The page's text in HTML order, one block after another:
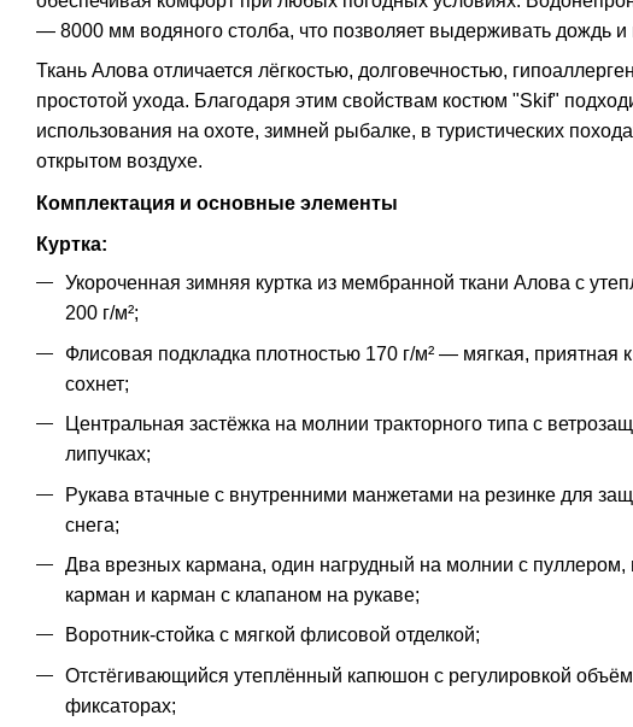
— 8000 мм водяного столба, что позволяет выдерживать дождь и
Ткань Алова отличается лёгкостью, долговечностью,
простотой ухода. Благодаря этим свойствам костюм "Skif"
использования на охоте, зимней рыбалке, в туристических
открытом воздухе.
Комплектация и основные элементы
Куртка:
Укороченная зимняя куртка из мембранной ткани Алова с
200 г/м²;
Флисовая подкладка плотностью 170 г/м² — мягкая, приятная
сохнет;
Центральная застёжка на молнии тракторного типа с
липучках;
Рукава втачные с внутренними манжетами на резинке для
снега;
Два врезных кармана, один нагрудный на молнии с пуллером,
карман и карман с клапаном на рукаве;
Воротник-стойка с мягкой флисовой отделкой;
Отстёгивающийся утеплённый капюшон с регулировкой
фиксаторах;